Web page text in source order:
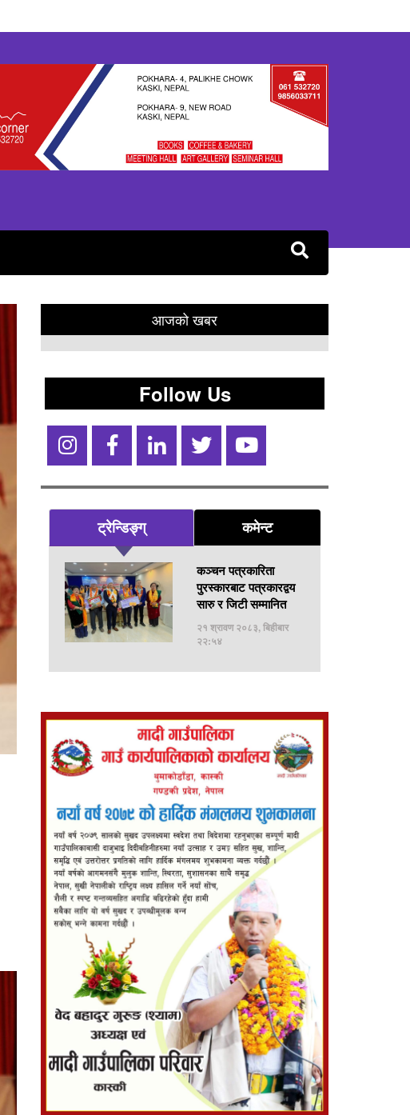
आजको खबर
Follow Us
ट्रेन्डिङ्ग् कमेन्ट
कञ्चन पत्रकारिता
पुरस्कारबाट पत्रकारद्वय
सारु र जिटी सम्मानित
२१ श्रावण २०८३, बिहीबार
२२:५४